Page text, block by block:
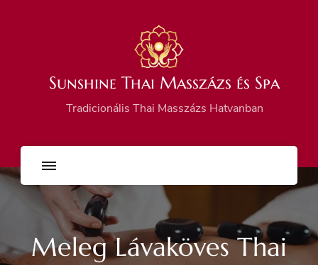
Sunshine Thai Masszázs és Spa
Tradicionális Thai Masszázs Hatvanban
Meleg Lávaköves Thai